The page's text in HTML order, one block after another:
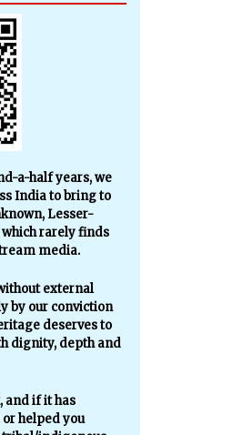
a-half years, we
India to bring to
Lesser-
which rarely finds
media.
external
by our conviction
deserves to
dignity, depth and
and if it has
helped you